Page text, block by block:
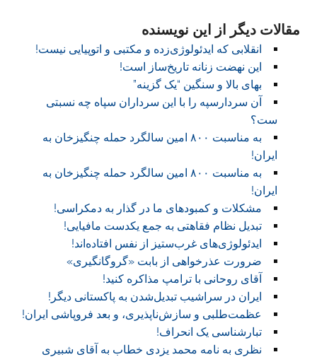
مقالات دیگر از این نویسنده
انقلابی که ایدئولوژی‌زده و مکتبی و اتوپیايی نیست!
این نهضت زنانه تاریخ‌ساز است!
بهای بالا و سنگین “یک گزینه”‏
آن سردارسپه را با این سرداران سپاه چه نسبتی
ست؟
به مناسبت ۸۰۰ امین سالگرد حمله چنگیزخان به
ایران!‏
به مناسبت ۸۰۰ امین سالگرد حمله چنگیزخان به
ایران!‏
مشکلات و کمبودهای ما در گذار به دمکراسی!‏
تبدیل نظام فقاهتی به جمع یکدست مافیایی!
ایدئولوژی‌های غرب‌ستیز از نفس افتاده‌اند!‏
ضرورت عذرخواهی از بابت «گروگانگیری»
آقای روحانی با ترامپ مذاکره کنید!‏
ایران در سراشیب تبدیل‌شدن به پاکستانی دیگر!‏
عظمت‌طلبی و سازش‌ناپذیری، و بعد فروپاشی ایران!
تبارشناسی یک انحراف!‏
نظری به نامه محمد یزدی خطاب به آقای شبیری